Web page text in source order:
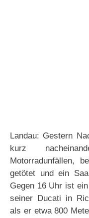
Landau: Gestern
kurz
Motorradunfällen,
getötet und ein
Gegen 16 Uhr ist
seiner Ducati in
als er etwa 800